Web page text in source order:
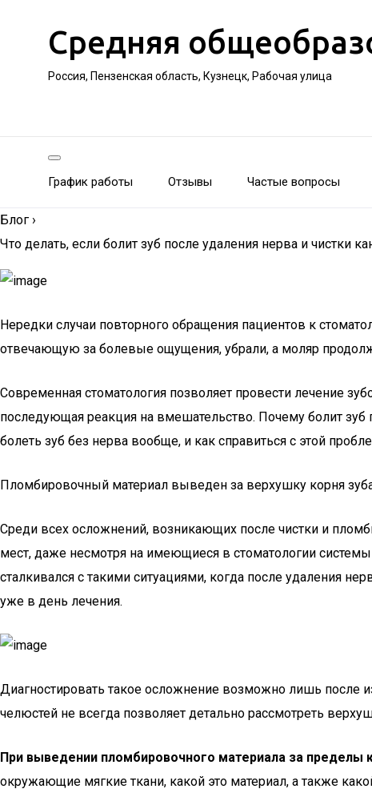
Средняя
Россия, Пензенская область, Кузнецк, Рабочая улица
График работы Отзывы Частые вопросы
Блог ›
Что делать, если болит зуб после удаления нерва и чистки
Нередки случаи повторного обращения пациентов к
отвечающую за болевые ощущения, убрали, а моляр
Современная стоматология позволяет провести лечение
последующая реакция на вмешательство. Почему болит
болеть зуб без нерва вообще, и как справиться с этой
Пломбировочный материал выведен за верхушку корня
Среди всех осложнений, возникающих после чистки и
мест, даже несмотря на имеющиеся в стоматологии
сталкивался с такими ситуациями, когда после удаления
уже в день лечения.
Диагностировать такое осложнение возможно лишь после
челюстей не всегда позволяет детально рассмотреть
При выведении пломбировочного материала за
окружающие мягкие ткани, какой это материал, а также